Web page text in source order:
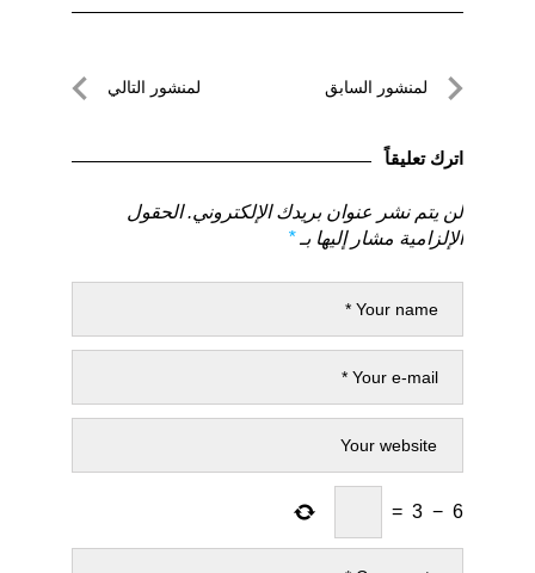
تصفّحلمنشور السابق
السابق
لمنشور التالي
اترك تعليقاً
لن يتم نشر عنوان بريدك الإلكتروني. الحقول
الإلزامية مشار إليها بـ*
6
−
3
=